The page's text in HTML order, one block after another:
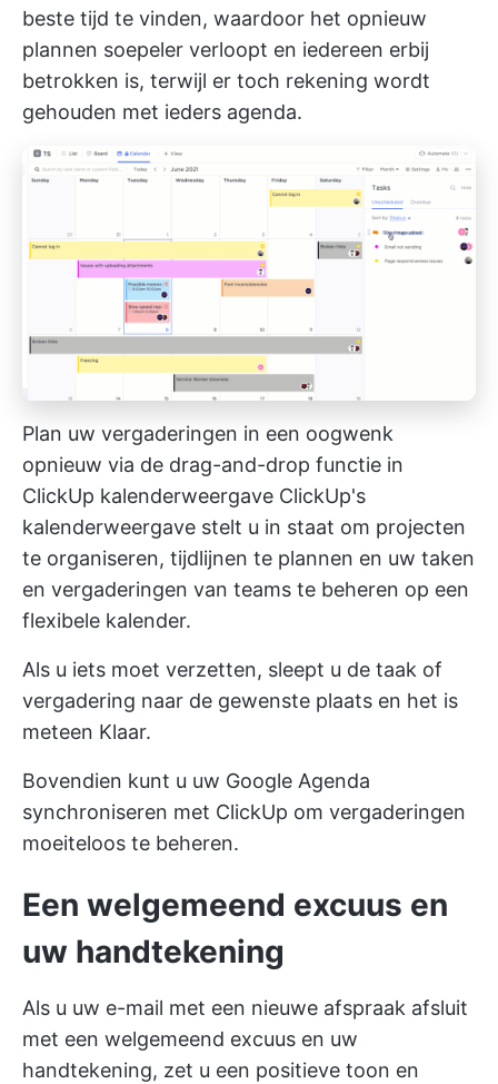
beste tijd te vinden, waardoor het opnieuw
plannen soepeler verloopt en iedereen erbij
betrokken is, terwijl er toch rekening wordt
gehouden met ieders agenda.
Plan uw vergaderingen in een oogwenk
opnieuw via de drag-and-drop functie in
ClickUp kalenderweergave ClickUp's
kalenderweergave stelt u in staat om projecten
te organiseren, tijdlijnen te plannen en uw taken
en vergaderingen van teams te beheren op een
flexibele kalender.
Als u iets moet verzetten, sleept u de taak of
vergadering naar de gewenste plaats en het is
meteen Klaar.
Bovendien kunt u uw Google Agenda
synchroniseren met ClickUp om vergaderingen
moeiteloos te beheren.
Een welgemeend excuus en
uw handtekening
Als u uw e-mail met een nieuwe afspraak afsluit
met een welgemeend excuus en uw
handtekening, zet u een positieve toon en